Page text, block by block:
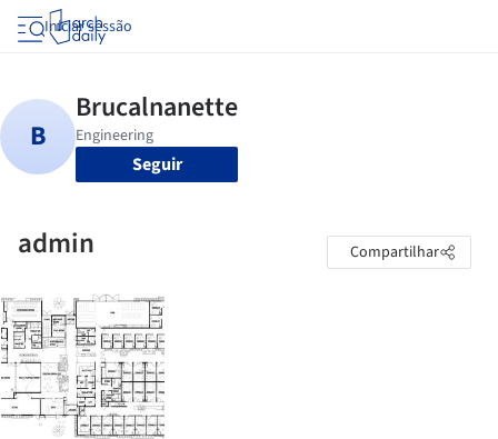
Iniciar sessão
Seguir
admin Compartilhar